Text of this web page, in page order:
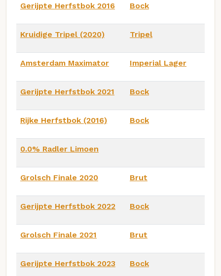
Gerijpte Herfstbok 2016 Bock
Kruidige Tripel (2020) Tripel
Amsterdam Maximator Imperial Lager
Gerijpte Herfstbok 2021 Bock
Rijke Herfstbok (2016) Bock
0.0% Radler Limoen
Grolsch Finale 2020 Brut
Gerijpte Herfstbok 2022 Bock
Grolsch Finale 2021 Brut
Gerijpte Herfstbok 2023 Bock